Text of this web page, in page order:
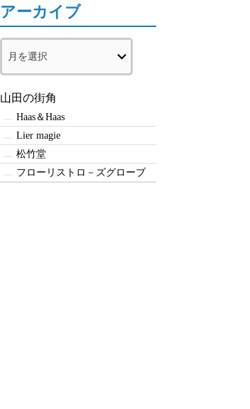
アーカイブ
ー
イ
山田の街角
Haas＆Haas
Lier magie
松竹堂
フローリストロ－ズグローブ